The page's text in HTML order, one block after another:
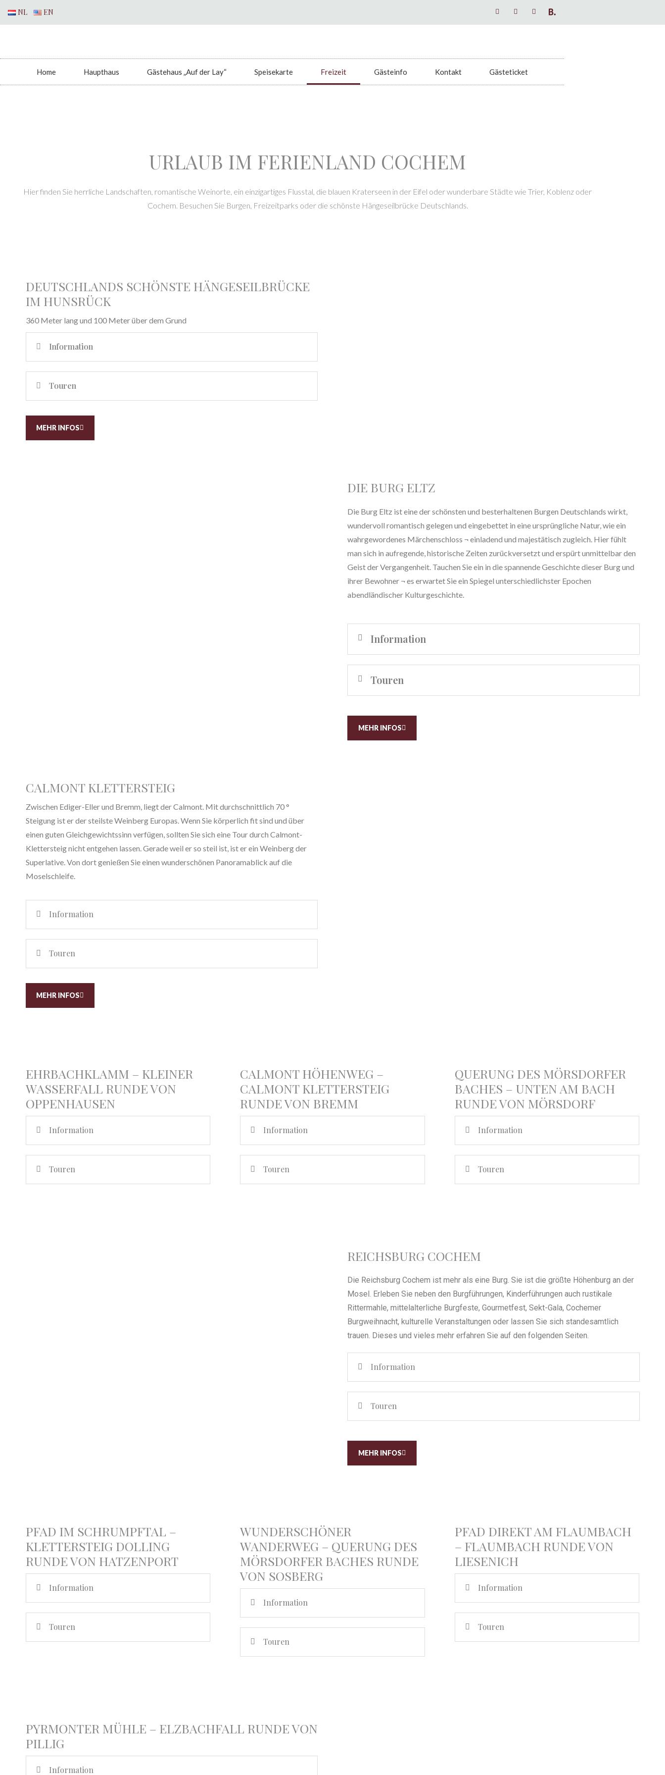
NL EN
Home Haupthaus Gästehaus „Auf der Lay“ Speisekarte Freizeit Gästeinfo Kontakt Gästeticket
URLAUB IM FERIENLAND COCHEM
Hier finden Sie herrliche Landschaften, romantische Weinorte, ein einzigartiges Flusstal, die blauen Kraterseen in der Eifel oder wunderbare Städte wie Trier, Koblenz oder
Cochem. Besuchen Sie Burgen, Freizeitparks oder die schönste Hängeseilbrücke Deutschlands.
DEUTSCHLANDS SCHÖNSTE HÄNGESEILBRÜCKE
IM HUNSRÜCK
360 Meter lang und 100 Meter über dem Grund
Information
Touren
MEHR INFOS
DIE BURG ELTZ
Die Burg Eltz ist eine der schönsten und besterhaltenen Burgen Deutschlands wirkt,
wundervoll romantisch gelegen und eingebettet in eine ursprüngliche Natur, wie ein
wahrgewordenes Märchenschloss ¬ einladend und majestätisch zugleich. Hier fühlt
man sich in aufregende, historische Zeiten zurückversetzt und erspürt unmittelbar den
Geist der Vergangenheit. Tauchen Sie ein in die spannende Geschichte dieser Burg und
ihrer Bewohner ¬ es erwartet Sie ein Spiegel unterschiedlichster Epochen
abendländischer Kulturgeschichte.
Information
Touren
MEHR INFOS
CALMONT KLETTERSTEIG
Zwischen Ediger-Eller und Bremm, liegt der Calmont. Mit durchschnittlich 70 °
Steigung ist er der steilste Weinberg Europas. Wenn Sie körperlich fit sind und über
einen guten Gleichgewichtssinn verfügen, sollten Sie sich eine Tour durch Calmont-
Klettersteig nicht entgehen lassen. Gerade weil er so steil ist, ist er ein Weinberg der
Superlative. Von dort genießen Sie einen wunderschönen Panoramablick auf die
Moselschleife.
Information
Touren
MEHR INFOS
EHRBACHKLAMM – KLEINER
WASSERFALL RUNDE VON
OPPENHAUSEN
Information
Touren
CALMONT HÖHENWEG –
CALMONT KLETTERSTEIG
RUNDE VON BREMM
Information
Touren
QUERUNG DES MÖRSDORFER
BACHES – UNTEN AM BACH
RUNDE VON MÖRSDORF
Information
Touren
REICHSBURG COCHEM
Die Reichsburg Cochem ist mehr als eine Burg. Sie ist die größte Höhenburg an der
Mosel. Erleben Sie neben den Burgführungen, Kinderführungen auch rustikale
Rittermahle, mittelalterliche Burgfeste, Gourmetfest, Sekt-Gala, Cochemer
Burgweihnacht, kulturelle Veranstaltungen oder lassen Sie sich standesamtlich
trauen. Dieses und vieles mehr erfahren Sie auf den folgenden Seiten.
Information
Touren
MEHR INFOS
PFAD IM SCHRUMPFTAL –
KLETTERSTEIG DOLLING
RUNDE VON HATZENPORT
Information
Touren
WUNDERSCHÖNER
WANDERWEG – QUERUNG DES
MÖRSDORFER BACHES RUNDE
VON SOSBERG
Information
Touren
PFAD DIREKT AM FLAUMBACH
– FLAUMBACH RUNDE VON
LIESENICH
Information
Touren
PYRMONTER MÜHLE – ELZBACHFALL RUNDE VON
PILLIG
Information